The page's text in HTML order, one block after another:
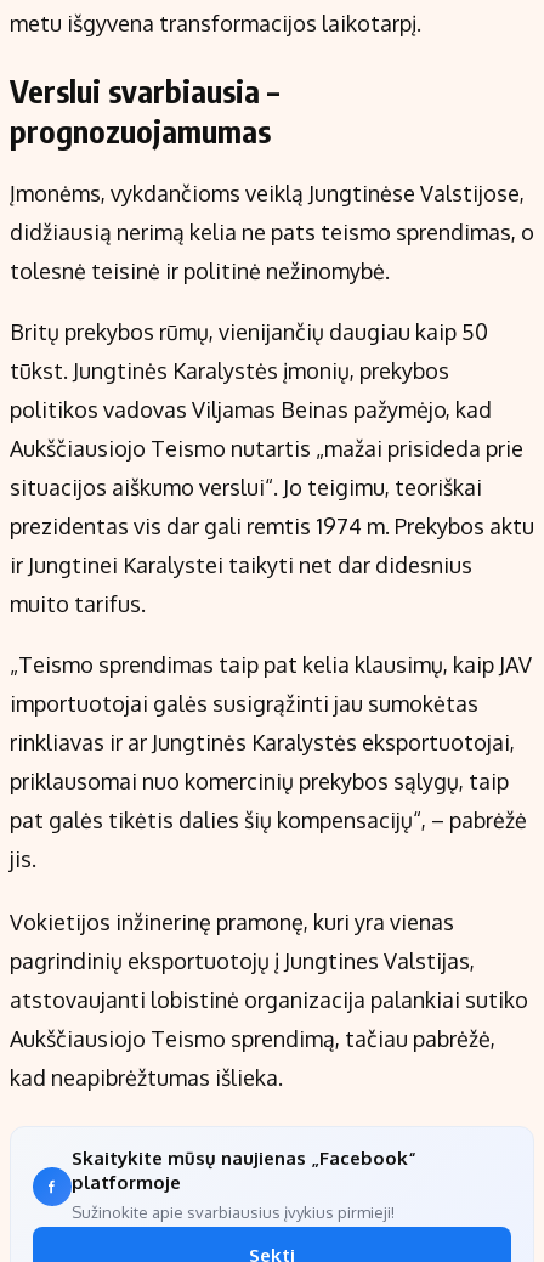
metu išgyvena transformacijos laikotarpį.
Verslui svarbiausia –
prognozuojamumas
Įmonėms, vykdančioms veiklą Jungtinėse Valstijose,
didžiausią nerimą kelia ne pats teismo sprendimas, o
tolesnė teisinė ir politinė nežinomybė.
Britų prekybos rūmų, vienijančių daugiau kaip 50
tūkst. Jungtinės Karalystės įmonių, prekybos
politikos vadovas Viljamas Beinas pažymėjo, kad
Aukščiausiojo Teismo nutartis „mažai prisideda prie
situacijos aiškumo verslui“. Jo teigimu, teoriškai
prezidentas vis dar gali remtis 1974 m. Prekybos aktu
ir Jungtinei Karalystei taikyti net dar didesnius
muito tarifus.
„Teismo sprendimas taip pat kelia klausimų, kaip JAV
importuotojai galės susigrąžinti jau sumokėtas
rinkliavas ir ar Jungtinės Karalystės eksportuotojai,
priklausomai nuo komercinių prekybos sąlygų, taip
pat galės tikėtis dalies šių kompensacijų“, – pabrėžė
jis.
Vokietijos inžinerinę pramonę, kuri yra vienas
pagrindinių eksportuotojų į Jungtines Valstijas,
atstovaujanti lobistinė organizacija palankiai sutiko
Aukščiausiojo Teismo sprendimą, tačiau pabrėžė,
kad neapibrėžtumas išlieka.
Skaitykite mūsų naujienas „Facebook“
platformoje
Sužinokite apie svarbiausius įvykius pirmieji!
Sekti